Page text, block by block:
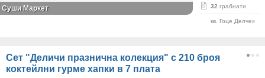
32 грабнати
кв. Гоце Делчев
Суши Маркет
Сет "Деличи празнична колекция" с 210 броя
коктейлни гурме хапки в 7 плата